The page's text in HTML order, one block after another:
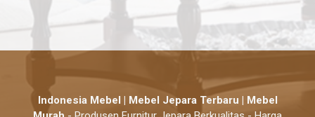
Indonesia Mebel | Mebel Jepara Terbaru | Mebel